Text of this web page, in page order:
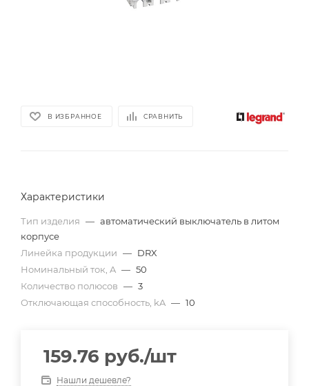
В ИЗБРАННОЕ СРАВНИТЬ
Характеристики
Тип изделия — автоматический выключатель в литом
корпусе
Линейка продукции — DRX
Номинальный ток, A — 50
Количество полюсов — 3
Отключающая способность, kA — 10
159.76 руб./шт
Нашли дешевле?